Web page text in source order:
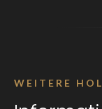
WEITERE